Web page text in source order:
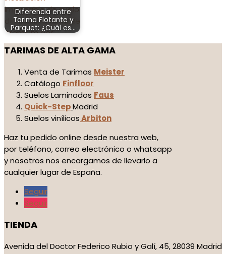
Diferencia entre
Tarima Flotante y
Parquet: ¿Cuál es…
TARIMAS DE ALTA GAMA
Venta de Tarimas Meister
Catálogo Finfloor
Suelos Laminados Faus
Quick-StepMadrid
Suelos vinílicosArbiton
Haz tu pedido online desde nuestra web,
por teléfono, correo electrónico o whatsapp
y nosotros nos encargamos de llevarlo a
cualquier lugar de España.
Seguir
Seguir
TIENDA
Avenida del Doctor Federico Rubio y Galí, 45, 28039 Madrid